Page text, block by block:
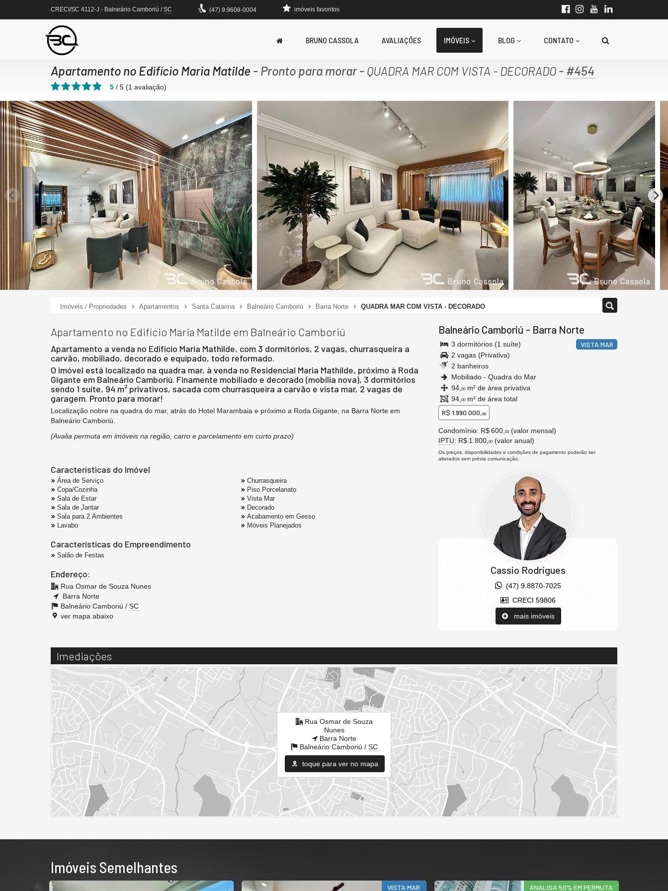
CRECI/SC 4112-J - Balneário Camboriú /SC (47) 9.9608-0004 imóveis favoritos
BRUNO CASSOLA AVALIAÇÕES IMÓVEIS BLOG CONTATO
Apartamento no Edifício Maria Matilde - Pronto para morar- QUADRA MAR COM VISTA - DECORADO - #454
5 / 5 (1 avaliação)
Imóveis / Propriedades Apartamentos Santa Catarina Balneário Camboriú Barra Norte QUADRA MAR COM VISTA - DECORADO
Apartamento no Edifício Maria Matilde em Balneário Camboriú
Apartamento a venda no Edifício Maria Mathilde, com 3 dormitórios, 2 vagas, churrasqueira a
carvão, mobiliado, decorado e equipado, todo reformado.
O imóvel está localizado na quadra mar, à venda no Residencial Maria Mathilde, próximo à Roda
Gigante em Balneário Camboriú. Finamente mobiliado e decorado (mobília nova), 3 dormitórios
sendo 1 suíte, 94 m² privativos, sacada com churrasqueira a carvão e vista mar, 2 vagas de
garagem. Pronto para morar!
Localização nobre na quadra do mar, atrás do Hotel Marambaia e próximo a Roda Gigante, na Barra Norte em
Balneário Camboriú.
(Avalia permuta em imóveis na região, carro e parcelamento em curto prazo)
Características do Imóvel
Área de Serviço
Copa/Cozinha
Sala de Estar
Sala de Jantar
Sala para 2 Ambientes
Lavabo
Churrasqueira
Piso Porcelanato
Vista Mar
Decorado
Acabamento em Gesso
Móveis Planejados
Características do Empreendimento
Salão de Festas
Endereço:
Rua Osmar de Souza Nunes
Barra Norte
Balneário Camboriú / SC
ver mapa abaixo
Balneário Camboriú - Barra Norte
VISTA MAR
3 dormitórios (1 suíte)
2 vagas (Privativa)
2 banheiros
Mobiliado - Quadra do Mar
94, 00 m² de área privativa
94, 00 m² de área total
R$ 1.990.000,00
Condomínio: R$ 600, 00 (valor mensal)
IPTU: R$ 1.800, 00 (valor anual)
Os preços, disponibilidades e condições de pagamento poderão ser
alterados sem prévia comunicação.
Cassio Rodrigues
(47) 9.8870-7025
CRECI 59806
mais imóveis
Imediações
Rua Osmar de Souza
Nunes
Barra Norte
Balneário Camboriú / SC
toque para ver no mapa
Imóveis Semelhantes
ANALISA 50% EM PERMUTA